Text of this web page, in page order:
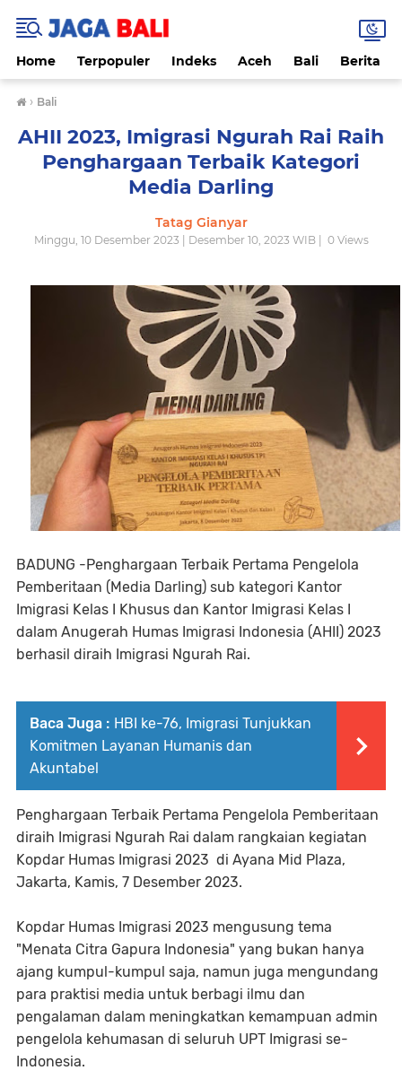
Home Terpopuler Indeks Aceh Bali Berita
› Bali
AHII 2023, Imigrasi Ngurah Rai Raih
Penghargaan Terbaik Kategori
Media Darling
Tatag Gianyar
Minggu, 10 Desember 2023 | Desember 10, 2023 WIB | 0Views
BADUNG -Penghargaan Terbaik Pertama Pengelola
Pemberitaan (Media Darling) sub kategori Kantor
Imigrasi Kelas I Khusus dan Kantor Imigrasi Kelas I
dalam Anugerah Humas Imigrasi Indonesia (AHII) 2023
berhasil diraih Imigrasi Ngurah Rai.
Baca Juga : HBI ke-76, Imigrasi Tunjukkan
Komitmen Layanan Humanis dan
Akuntabel
Penghargaan Terbaik Pertama Pengelola Pemberitaan
diraih Imigrasi Ngurah Rai dalam rangkaian kegiatan
Kopdar Humas Imigrasi 2023 di Ayana Mid Plaza,
Jakarta, Kamis, 7 Desember 2023.
Kopdar Humas Imigrasi 2023 mengusung tema
"Menata Citra Gapura Indonesia" yang bukan hanya
ajang kumpul-kumpul saja, namun juga mengundang
para praktisi media untuk berbagi ilmu dan
pengalaman dalam meningkatkan kemampuan admin
pengelola kehumasan di seluruh UPT Imigrasi se-
Indonesia.